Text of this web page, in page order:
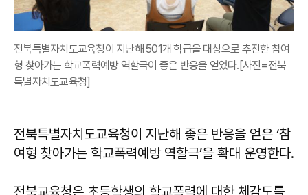
전북특별자치도교육청이 지난해 501개 학급을 대상으로 추진한 참여
형 찾아가는 학교폭력예방 역할극이 좋은 반응을 얻었다.[사진=전북
특별자치도교육청]
전북특별자치도교육청이 지난해 좋은 반응을 얻은 ‘참
여형 찾아가는 학교폭력예방 역할극’을 확대 운영한다.
전북교육청은 초등학생의 학교폭력에 대한 체감도를